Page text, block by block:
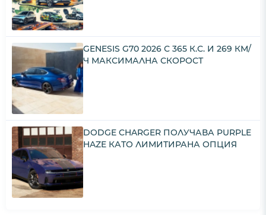
GENESIS G70 2026 С 365 К.С. И 269 КМ/
Ч МАКСИМАЛНА СКОРОСТ
DODGE CHARGER ПОЛУЧАВА PURPLE
HAZE КАТО ЛИМИТИРАНА ОПЦИЯ